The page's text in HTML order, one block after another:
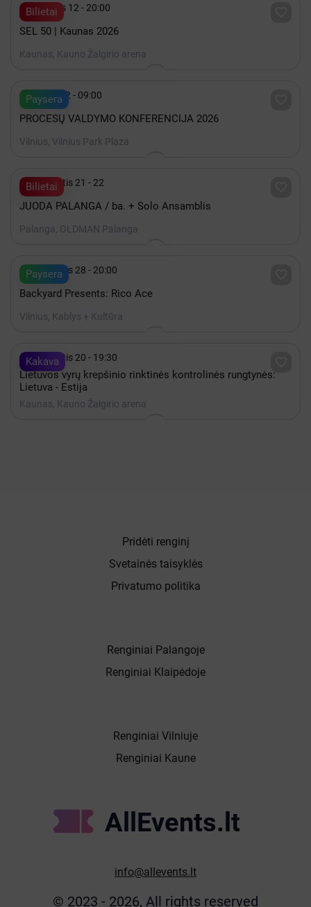
Bilietai
 Gruodis 12 - 20:00
SEL 50 | Kaunas 2026
Kaunas, Kauno Žalgirio arena
Paysera
 Spalis 22 - 09:00
PROCESŲ VALDYMO KONFERENCIJA 2026
Vilnius, Vilnius Park Plaza
Bilietai
 Rugpjūtis 21 - 22
JUODA PALANGA / ba. + Solo Ansamblis
Palanga, OLDMAN Palanga
Paysera
 Rugpjūtis 28 - 20:00
Backyard Presents: Rico Ace
Vilnius, Kablys + Kultūra
Kakava
 Rugpjūtis 20 - 19:30
Lietuvos vyrų krepšinio rinktinės kontrolinės rungtynės:
Lietuva - Estija
Kaunas, Kauno Žalgirio arena
AllEvents.lt
info@allevents.lt
© 2023 - 2026, All rights reserved
Renginiai Vilniuje
Renginiai Kaune
Renginiai Palangoje
Renginiai Klaipėdoje
Pridėti renginį
Svetainės taisyklės
Privatumo politika